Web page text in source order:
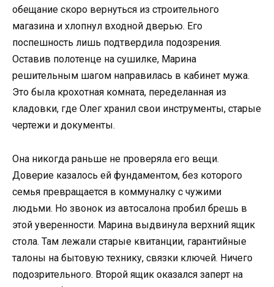
обещание скоро вернуться из строительного
магазина и хлопнул входной дверью. Его
поспешность лишь подтвердила подозрения.
Оставив полотенце на сушилке, Марина
решительным шагом направилась в кабинет мужа.
Это была крохотная комната, переделанная из
кладовки, где Олег хранил свои инструменты, старые
чертежи и документы.
Она никогда раньше не проверяла его вещи.
Доверие казалось ей фундаментом, без которого
семья превращается в коммуналку с чужими
людьми. Но звонок из автосалона пробил брешь в
этой уверенности. Марина выдвинула верхний ящик
стола. Там лежали старые квитанции, гарантийные
талоны на бытовую технику, связки ключей. Ничего
подозрительного. Второй ящик оказался заперт на